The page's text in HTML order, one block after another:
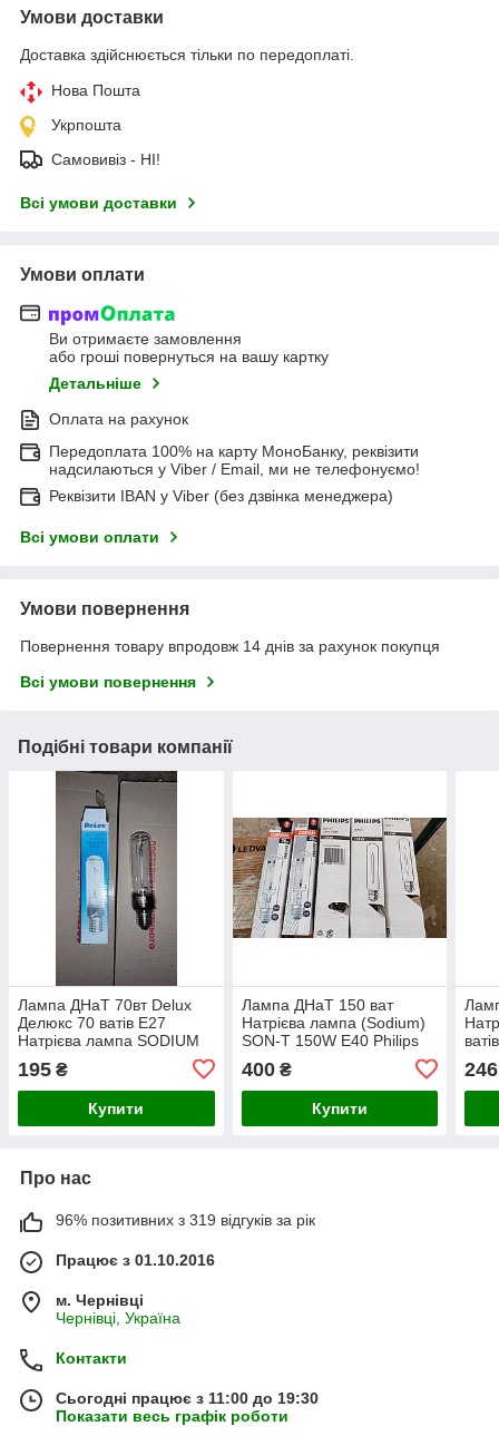
Умови доставки
Доставка здійснюється тільки по передоплаті.
Нова Пошта
Укрпошта
Самовивіз - НІ!
Всі умови доставки
Умови оплати
Ви отримаєте замовлення
або гроші повернуться на вашу картку
Детальніше
Оплата на рахунок
Передоплата 100% на карту МоноБанку, реквізити
надсилаються у Viber / Email, ми не телефонуємо!
Реквізити IBAN у Viber (без дзвінка менеджера)
Всі умови оплати
Умови повернення
Повернення товару впродовж 14 днів за рахунок покупця
Всі умови повернення
Подібні товари компанії
Лампа ДНаТ 70вт Delux
Делюкс 70 ватів E27
Натрієва лампа SODIUM
195 ₴
Купити
Лампа ДНаТ 150 ват
Натрієва лампа (Sodium)
SON-T 150W Е40 Philips
400₴
Купити
ватів
246
Про нас
96% позитивних з 319 відгуків за рік
Працює з 01.10.2016
м. Чернівці
Чернівці, Україна
Контакти
Сьогодні працює з 11:00 до 19:30
Показати весь графік роботи